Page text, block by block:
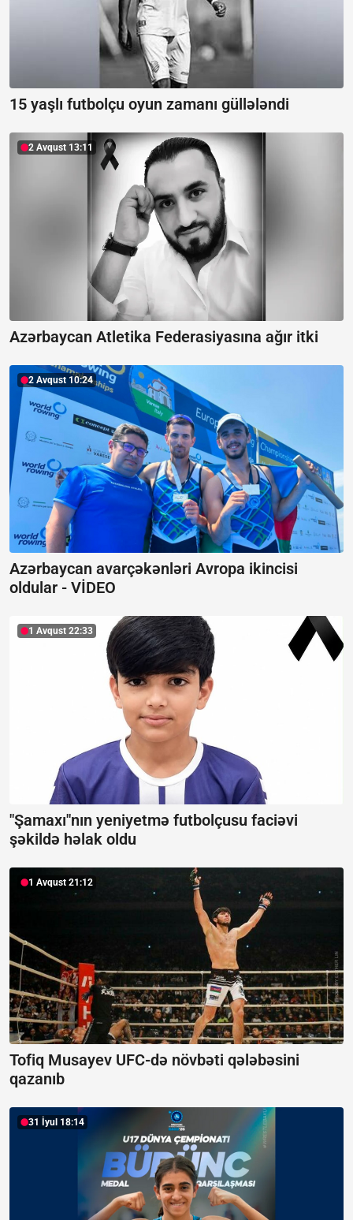
15 yaşlı futbolçu oyun zamanı güllələndi
2 Avqust 13:11
Azərbaycan Atletika Federasiyasına ağır itki
2 Avqust 10:24
Azərbaycan avarçəkənləri Avropa ikincisi
oldular - VİDEO
1 Avqust 22:33
"Şamaxı"nın yeniyetmə futbolçusu faciəvi
şəkildə həlak oldu
1 Avqust 21:12
Tofiq Musayev UFC-də növbəti qələbəsini
qazanıb
31 İyul 18:14